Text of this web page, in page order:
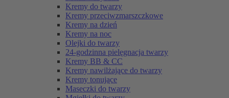
Kremy do twarzy
Kremy przeciwzmarszczkowe
Kremy na dzień
Kremy na noc
Olejki do twarzy
24-godzinna pielęgnacja twarzy
Kremy BB & CC
Kremy nawilżające do twarzy
Kremy tonujące
Maseczki do twarzy